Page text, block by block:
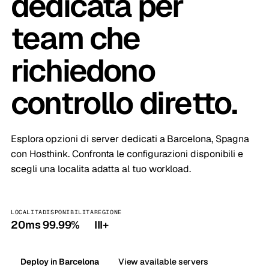
team che
richiedono
controllo diretto.
Esplora opzioni di server dedicati a Barcelona, Spagna
con Hosthink. Confronta le configurazioni disponibili e
scegli una localita adatta al tuo workload.
LOCALITA
20ms
DISPONIBILITA
99.99%
REGIONE
III+
Deploy in Barcelona View available servers